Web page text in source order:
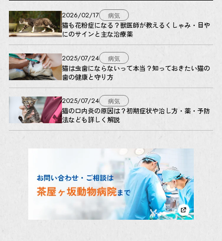
2026/02/17 病気
猫も花粉症になる？獣医師が教えるくしゃみ・目や
にのサインと主な治療薬
2025/07/24 病気
猫は虫歯にならないって本当？知っておきたい猫の
歯の健康と守り方
2025/07/24 病気
猫の口内炎の原因は？初期症状や治し方・薬・予防
法なども詳しく解説